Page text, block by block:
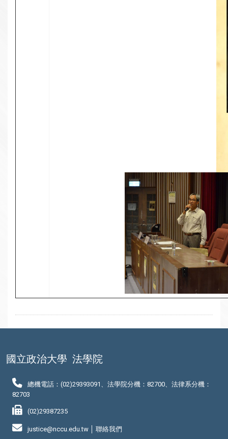
國立政治大學 法學院
總機電話：(02)29393091、法學院分機：82700、法律系分機：
82703
(02)29387235
justice@nccu.edu.tw │聯絡我們